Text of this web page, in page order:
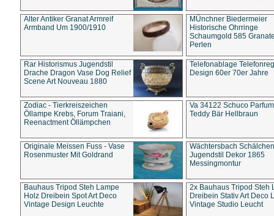
Alter Antiker Granat Armreif
Armband Um 1900/1910
MÜnchner Biedermeier
Historische Ohrringe
Schaumgold 585
Perlen
Rar Historismus Jugendstil
Drache Dragon Vase Dog Relief
Scene Art Nouveau 1880
Telefonablage
Design 60er 70er Jahre
Zodiac - Tierkreiszeichen
Öllampe Krebs, Forum Traiani,
Reenactment Öllämpchen
Va 34122 Schuco
Teddy Bär Hellbraun
Originale Meissen Fuss - Vase
Rosenmuster Mit Goldrand
Wächtersbach Schälchen
Jugendstil Dekor 1865
Messingmontur
Bauhaus Tripod Steh Lampe
Holz Dreibein Spot Art Deco
Vintage Design Leuchte
2x Bauhaus Tripod Steh
Dreibein Stativ Art Deco
Vintage Studio Leucht